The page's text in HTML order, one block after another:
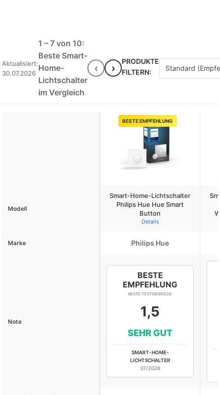
Aktualisiert:
30.07.2026
1 – 7 von 10:
Beste Smart-
Home-
Lichtschalter
im Vergleich
‹ ›
PRODUKTE
FILTERN:
BESTE EMPFEHLUNG
Modell
Smart-Home-Lichtschalter
Philips Hue Hue Smart
Button
Details
Marke Philips Hue
Note
BESTE
EMPFEHLUNG
BESTE-TESTSIEGER.DE
1,5
SEHR GUT
SMART-HOME-
LICHTSCHALTER
07/2026